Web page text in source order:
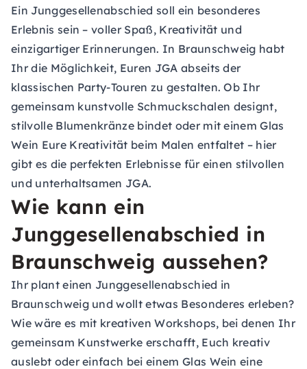
Ein Junggesellenabschied soll ein besonderes
Erlebnis sein – voller Spaß, Kreativität und
einzigartiger Erinnerungen. In Braunschweig habt
Ihr die Möglichkeit, Euren JGA abseits der
klassischen Party-Touren zu gestalten. Ob Ihr
gemeinsam kunstvolle Schmuckschalen designt,
stilvolle Blumenkränze bindet oder mit einem Glas
Wein Eure Kreativität beim Malen entfaltet – hier
gibt es die perfekten Erlebnisse für einen stilvollen
und unterhaltsamen JGA.
Wie kann ein
Junggesellenabschied in
Braunschweig aussehen?
Ihr plant einen Junggesellenabschied in
Braunschweig und wollt etwas Besonderes erleben?
Wie wäre es mit kreativen Workshops, bei denen Ihr
gemeinsam Kunstwerke erschafft, Euch kreativ
auslebt oder einfach bei einem Glas Wein eine